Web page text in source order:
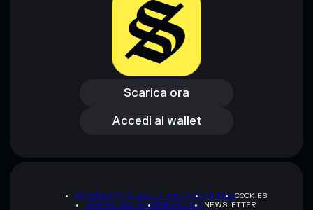
Scarica ora
Scarica ora
Accedi al wallet
Accedi al wallet
INFORMATIVA SULLA PRIVACYTERMSCOOKIES
MAPPA DEL SITOBRAND KITNEWSLETTER